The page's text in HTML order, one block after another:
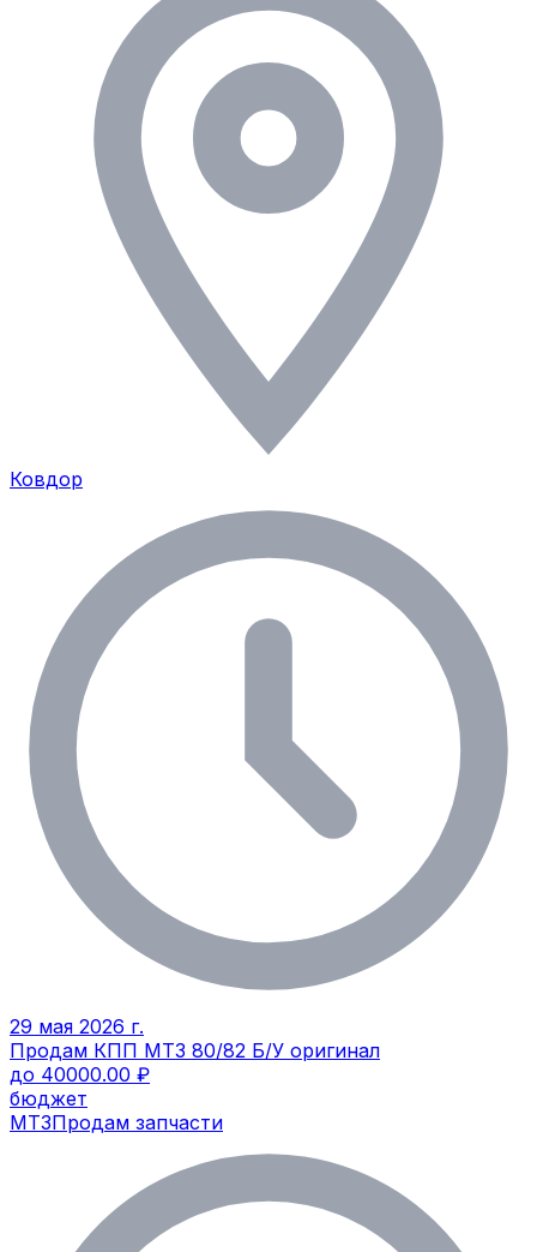
Ковдор
29 мая 2026 г.
Продам КПП МТЗ 80/82 Б/У оригинал
до 40000.00 ₽
бюджет
МТЗПродам запчасти